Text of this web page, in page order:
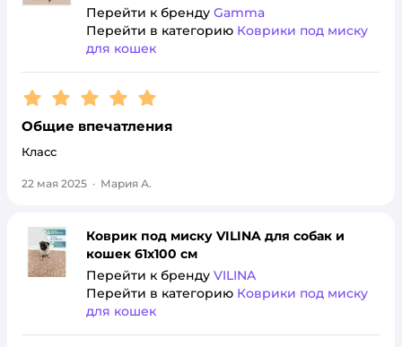
Перейти к бренду Gamma
Перейти в категорию Коврики под миску
для кошек
Рейтинг:5
Общие впечатления
Класс
22 мая 2025 · Мария А.
Коврик под миску VILINA для собак и
кошек 61х100 см
Перейти к бренду VILINA
Перейти в категорию Коврики под миску
для кошек